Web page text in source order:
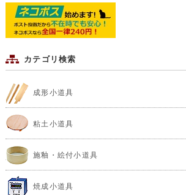
カテゴリ検索
成形小道具
粘土小道具
施釉・絵付小道具
焼成小道具